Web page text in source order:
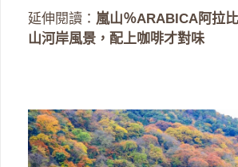
延伸閱讀： 嵐山％ARABICA阿拉
山河岸風景，配上咖啡才對味